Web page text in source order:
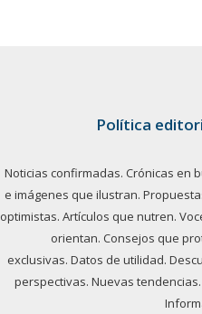
Política
Noticias confirmadas. Crónicas en
e imágenes que ilustran.
optimistas. Artículos que nutren.
orientan. Consejos que
exclusivas. Datos de utilidad.
perspectivas. Nuevas